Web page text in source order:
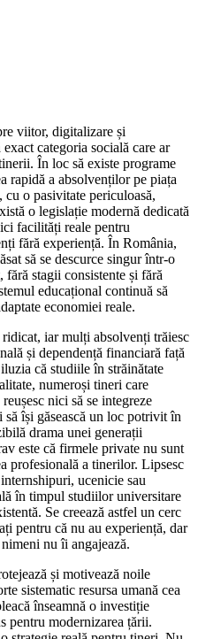
viitor, digitalizare și
categoria socială care ar
În loc să existe programe
rapidă a absolvenților pe piața
cu o pasivitate periculoasă,
o legislație modernă dedicată
facilități reale pentru
fără experiență. În România,
să se descurce singur într-o
stagii consistente și fără
educațional continuă să
economiei reale.
iar mulți absolvenți trăiesc
și dependență financiară față
că studiile în străinătate
numeroși tineri care
nici să se integreze
își găsească un loc potrivit în
drama unei generații
este că firmele private nu sunt
profesională a tinerilor. Lipsesc
ucenicie sau
în timpul studiilor universitare
Se creează astfel un cerc
pentru că nu au experiență, dar
nu îi angajează.
și motivează noile
sistematic resursa umană cea
înseamnă o investiție
pentru modernizarea țării.